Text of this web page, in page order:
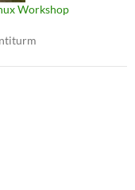
Workshop